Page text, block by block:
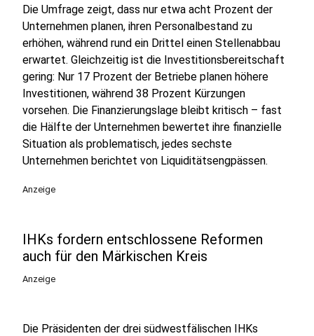
Die Umfrage zeigt, dass nur etwa acht Prozent der
Unternehmen planen, ihren Personalbestand zu
erhöhen, während rund ein Drittel einen Stellenabbau
erwartet. Gleichzeitig ist die Investitionsbereitschaft
gering: Nur 17 Prozent der Betriebe planen höhere
Investitionen, während 38 Prozent Kürzungen
vorsehen. Die Finanzierungslage bleibt kritisch – fast
die Hälfte der Unternehmen bewertet ihre finanzielle
Situation als problematisch, jedes sechste
Unternehmen berichtet von Liquiditätsengpässen.
Anzeige
IHKs fordern entschlossene Reformen
auch für den Märkischen Kreis
Anzeige
Die Präsidenten der drei südwestfälischen IHKs